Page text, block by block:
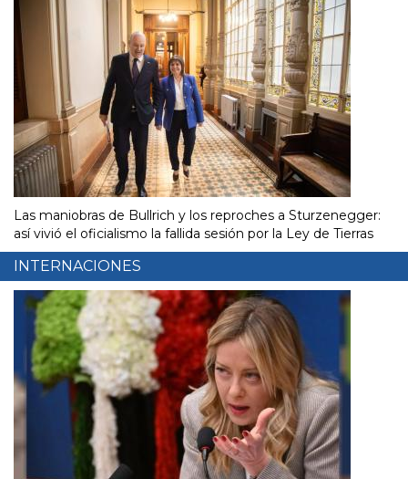
Las maniobras de Bullrich y los reproches a Sturzenegger:
así vivió el oficialismo la fallida sesión por la Ley de Tierras
INTERNACIONES